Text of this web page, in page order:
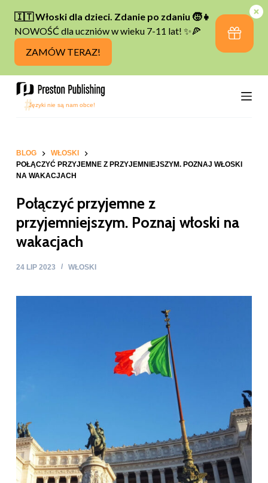
P
z
e
j
BLOG
WŁOSKI
POŁĄCZYĆ PRZYJEMNE Z PRZYJEMNIEJSZYM. POZNAJ WŁOSKI
NA WAKACJACH
Połączyć przyjemne z
przyjemniejszym. Poznaj włoski na
wakacjach
24 LIP 2023 WŁOSKI